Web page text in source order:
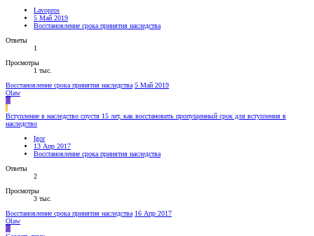
Lavopros
5 Май 2019
Восстановление срока принятия наследства
Ответы
1
Просмотры
1 тыс.
Восстановление срока принятия наследства 5 Май 2019
Olaw
O
I
Вступление в наследство спустя 15 лет, как восстановить пропущенный срок для вступления в
наследство
Igor
13 Апр 2017
Восстановление срока принятия наследства
Ответы
2
Просмотры
3 тыс.
Восстановление срока принятия наследства 16 Апр 2017
Olaw
O